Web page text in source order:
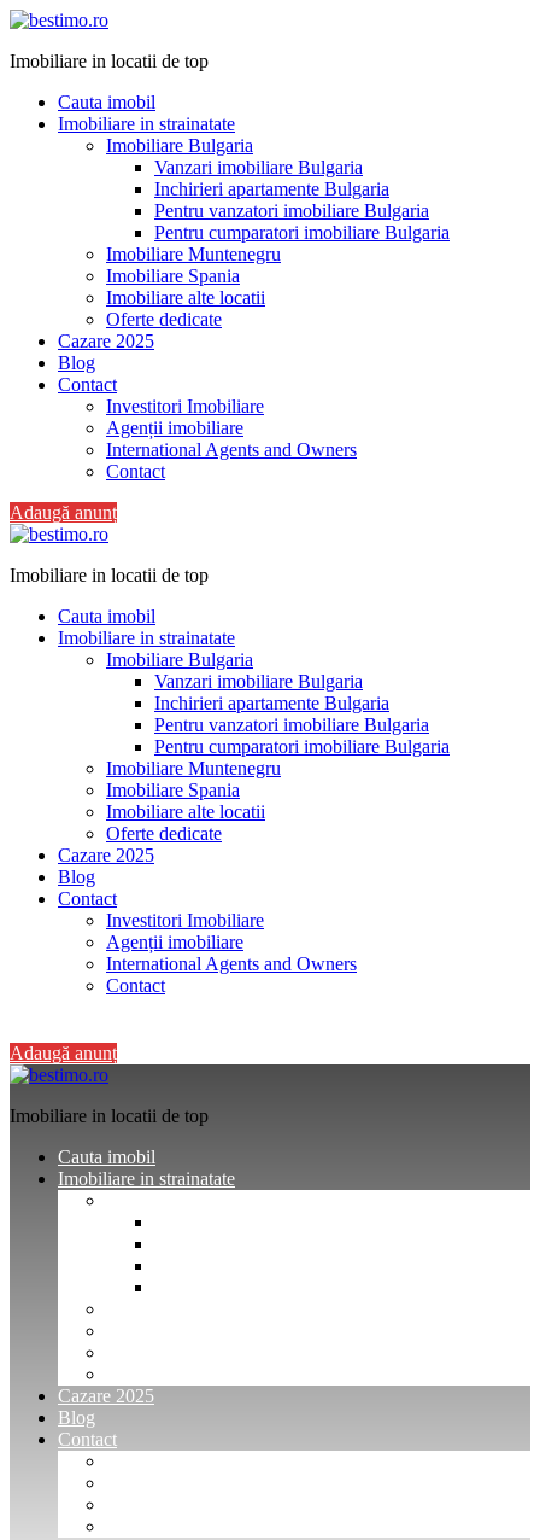
Imobiliare in locatii de top
Cauta imobil
Imobiliare in strainatate
Imobiliare Bulgaria
Vanzari imobiliare Bulgaria
Inchirieri apartamente Bulgaria
Pentru vanzatori imobiliare Bulgaria
Pentru cumparatori imobiliare Bulgaria
Imobiliare Muntenegru
Imobiliare Spania
Imobiliare alte locatii
Oferte dedicate
Cazare 2025
Blog
Contact
Investitori Imobiliare
Agenții imobiliare
International Agents and Owners
Contact
Adaugă anunț
Imobiliare in locatii de top
Cauta imobil
Imobiliare in strainatate
Imobiliare Bulgaria
Vanzari imobiliare Bulgaria
Inchirieri apartamente Bulgaria
Pentru vanzatori imobiliare Bulgaria
Pentru cumparatori imobiliare Bulgaria
Imobiliare Muntenegru
Imobiliare Spania
Imobiliare alte locatii
Oferte dedicate
Cazare 2025
Blog
Contact
Investitori Imobiliare
Agenții imobiliare
International Agents and Owners
Contact
Adaugă anunț
Imobiliare in locatii de top
Cauta imobil
Imobiliare in strainatate
Cazare 2025
Blog
Contact